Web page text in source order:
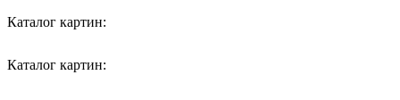
Каталог картин:
Каталог картин: